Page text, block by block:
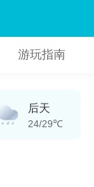
游玩指南
后天
24/29℃